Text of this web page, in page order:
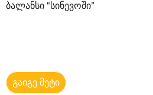
ბალანსი “სინევოში”
გაიგე მეტი